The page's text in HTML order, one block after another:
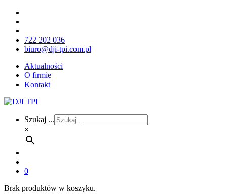
722 202 036
biuro@dji-tpi.com.pl
Aktualności
O firmie
Kontakt
Szukaj ...
×
0
Brak produktów w koszyku.